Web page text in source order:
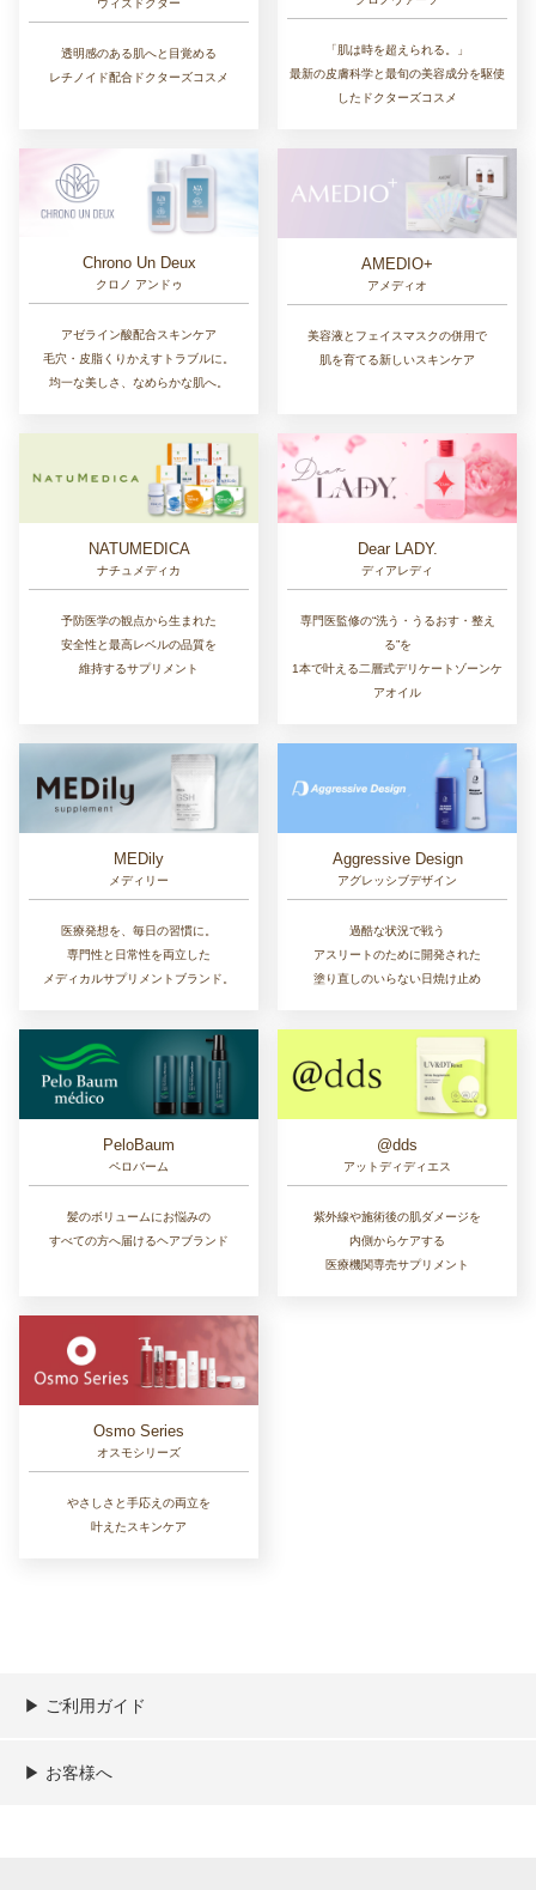
透明感のある肌へと目覚める
レチノイド配合ドクターズコスメ
「肌は時を超えられる。」
最新の皮膚科学と最旬の美容成分を駆使
したドクターズコスメ
Chrono Un Deux
クロノ アンドゥ
アゼライン酸配合スキンケア
毛穴・皮脂くりかえすトラブルに。
均一な美しさ、なめらかな肌へ。
AMEDIO+
アメディオ
美容液とフェイスマスクの併用で
肌を育てる新しいスキンケア
NATUMEDICA
ナチュメディカ
予防医学の観点から生まれた
安全性と最高レベルの品質を
維持するサプリメント
Dear LADY.
ディアレディ
専門医監修の“洗う・うるおす・整え
る”を
1本で叶える二層式デリケートゾーンケ
アオイル
MEDily
メディリー
医療発想を、毎日の習慣に。
専門性と日常性を両立した
メディカルサプリメントブランド。
Aggressive Design
アグレッシブデザイン
過酷な状況で戦う
アスリートのために開発された
塗り直しのいらない日焼け止め
PeloBaum
ペロバーム
髪のボリュームにお悩みの
すべての方へ届けるヘアブランド
@dds
アットディディエス
紫外線や施術後の肌ダメージを
内側からケアする
医療機関専売サプリメント
Osmo Series
オスモシリーズ
やさしさと手応えの両立を
叶えたスキンケア
▶︎ ご利用ガイド
ご利用ガイド
決済／配送／送料について
取り扱い商品一覧
顧客情報の取扱について
特定商取引法の表記
▶︎ お客様へ